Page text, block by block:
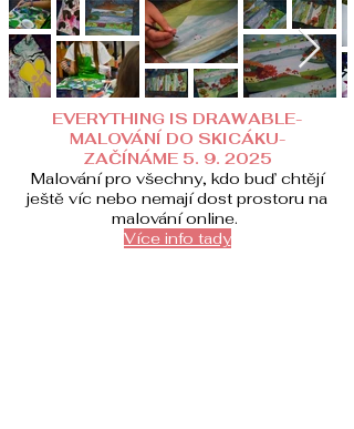
EVERYTHING IS DRAWABLE-
MALOVÁNÍ DO SKICÁKU-
ZAČÍNÁME 5. 9. 2025
Malování pro všechny, kdo buď chtějí
ještě víc nebo nemají dost prostoru na
malování online.
Více info tady